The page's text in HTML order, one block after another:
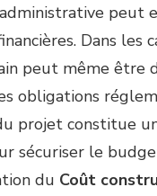
peut
Dans les
peut même être
obligations
projet constitue
sécuriser le
du Coût